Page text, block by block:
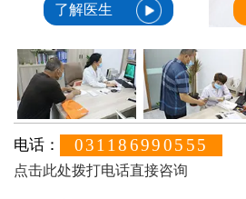
了解医生
电话： 031186990555
点击此处拨打电话直接咨询